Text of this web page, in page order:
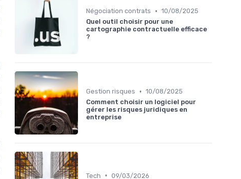
Négociation contrats • 10/08/2025
Quel outil choisir pour une
cartographie contractuelle efficace
?
Gestion risques • 10/08/2025
Comment choisir un logiciel pour
gérer les risques juridiques en
entreprise
Tech • 09/03/2026